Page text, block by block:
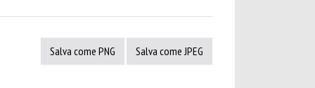
Salva come PNG Salva come JPEG